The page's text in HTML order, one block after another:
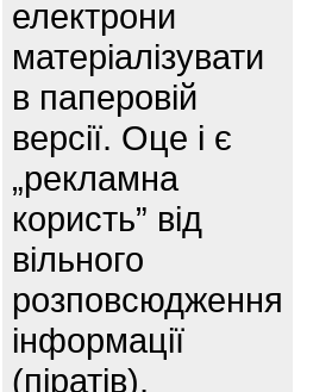
електрони
матеріалізувати
в паперовій
версії. Оце і є
„рекламна
користь” від
вільного
розповсюдження
інформації
(піратів),